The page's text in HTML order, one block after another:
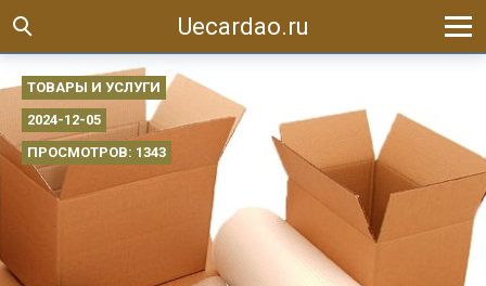
Uecardao.ru
ТОВАРЫ И УСЛУГИ
2024-12-05
ПРОСМОТРОВ: 1343